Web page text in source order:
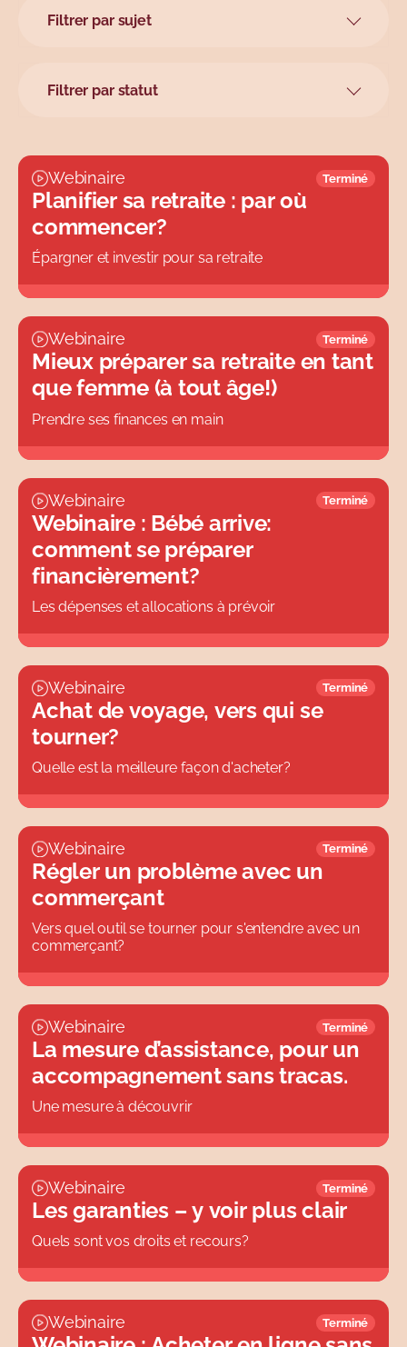
Parents
Tous
Filtrer par sujet
Achats en ligne
Automobiles
Finances personnelles
Fraudes et abus
Tous
Filtrer par statut
À venir
Webinaire Terminé
Planifier sa retraite : par où
commencer?
Épargner et investir pour sa retraite
Webinaire Terminé
Mieux préparer sa retraite en tant
que femme (à tout âge!)
Prendre ses finances en main
Webinaire Terminé
Webinaire : Bébé arrive:
comment se préparer
financièrement?
Les dépenses et allocations à prévoir
Webinaire Terminé
Achat de voyage, vers qui se
tourner?
Quelle est la meilleure façon d'acheter?
Webinaire Terminé
Régler un problème avec un
commerçant
Vers quel outil se tourner pour s'entendre avec un
commerçant?
Webinaire Terminé
La mesure d’assistance, pour un
accompagnement sans tracas.
Une mesure à découvrir
Webinaire Terminé
Les garanties – y voir plus clair
Quels sont vos droits et recours?
Webinaire Terminé